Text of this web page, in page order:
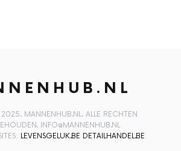
MANNENHUB.NL. ALLE RECHTEN
INFO@MANNENHUB.NL
LEVENSGELUK.BE DETAILHANDEL.BE